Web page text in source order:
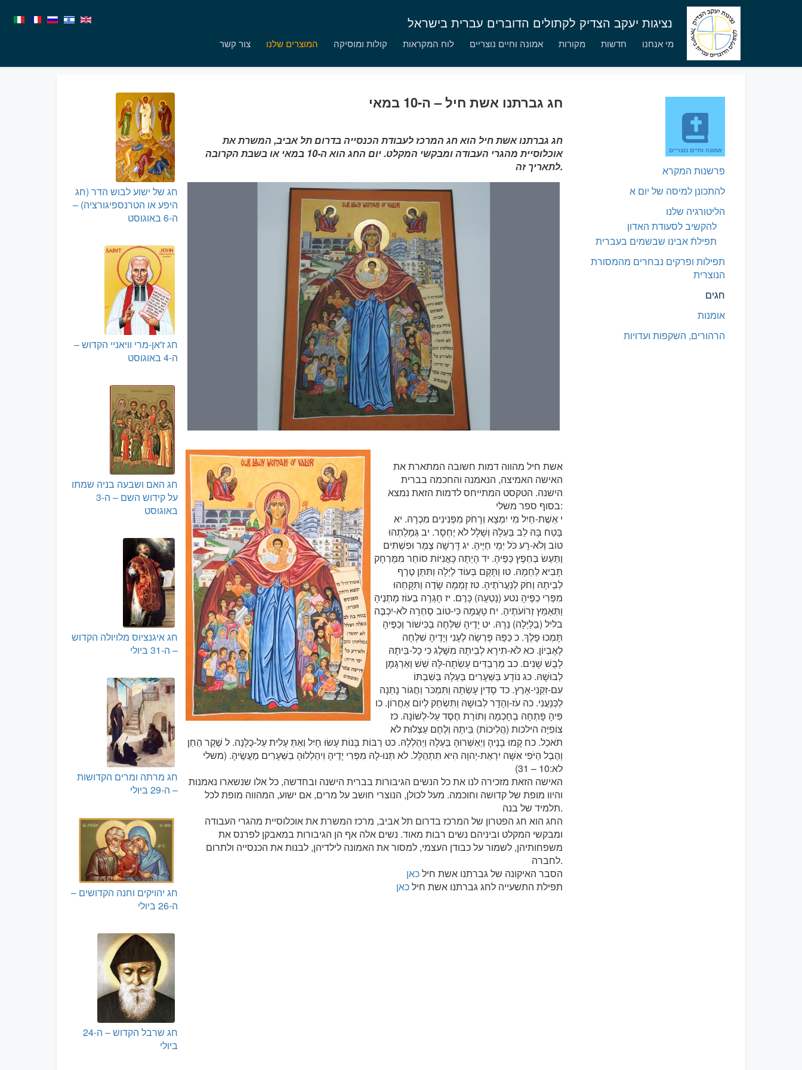
נציגות יעקב הצדיק לקתולים הדוברים עברית בישראל
מי אנחנו חדשות מקורות אמונה וחיים נוצריים לוח המקראות קולות ומוסיקה המוצרים שלנו צור קשר
אמונה וחיים נוצריים
פרשנות המקרא
להתכונן למיסה של יום א
הליטורגיה שלנו
להקשיב לסעודת האדון
תפילתֿ אבינו שבשמים בעברית
תפילות ופרקים נבחרים מהמסורת
הנוצרית
חגים
אומנות
הרהורים, השקפות ועדויות
חג גברתנו אשת חיל – ה-10 במאי
חג גברתנו אשת חיל הוא חג המרכז לעבודת הכנסייה בדרום תל אביב, המשרת את
אוכלוסיית מהגרי העבודה ומבקשי המקלט. יום החג הוא ה-10 במאי או בשבת הקרובה
לתאריך זה.
אשת חיל מהווה דמות חשובה המתארת את
האישה האמיצה, הנאמנה והחכמה בברית
הישנה. הטקסט המתייחס לדמות הזאת נמצא
בסוף ספר משלי:
י אֵשֶׁת-חַיִל מִי יִמְצָא וְרָחֹק מִפְּנִינִים מִכְרָהּ. יא
בָּטַח בָּהּ לֵב בַּעְלָהּ וְשָׁלָל לֹא יֶחְסָר. יב גְּמָלַתְהוּ
טוֹב וְלֹא-רָע כֹּל יְמֵי חַיֶּיהָ. יג דָּרְשָׁה צֶמֶר וּפִשְׁתִּים
וַתַּעַשׂ בְּחֵפֶץ כַּפֶּיהָ. יד הָיְתָה כָּאֳנִיּוֹת סוֹחֵר מִמֶּרְחָק
תָּבִיא לַחְמָהּ. טו וַתָּקָם בְּעוֹד לַיְלָה וַתִּתֵּן טֶרֶף
לְבֵיתָהּ וְחֹק לְנַעֲרֹתֶיהָ. טז זָמְמָה שָׂדֶה וַתִּקָּחֵהוּ
מִפְּרִי כַפֶּיהָ נטע (נָטְעָה) כָּרֶם. יז חָגְרָה בְעוֹז מָתְנֶיהָ
וַתְּאַמֵּץ זְרוֹעֹתֶיהָ. יח טָעֲמָה כִּי-טוֹב סַחְרָהּ לֹא-יִכְבֶּה
בליל (בַלַּיְלָה) נֵרָהּ. יט יָדֶיהָ שִׁלְּחָה בַכִּישׁוֹר וְכַפֶּיהָ
תָּמְכוּ פָלֶךְ. כ כַּפָּהּ פָּרְשָׂה לֶעָנִי וְיָדֶיהָ שִׁלְּחָה
לָאֶבְיוֹן. כא לֹא-תִירָא לְבֵיתָהּ מִשָּׁלֶג כִּי כָל-בֵּיתָהּ
לָבֻשׁ שָׁנִים. כב מַרְבַדִּים עָשְׂתָה-לָּהּ שֵׁשׁ וְאַרְגָּמָן
לְבוּשָׁהּ. כג נוֹדָע בַּשְּׁעָרִים בַּעְלָהּ בְּשִׁבְתּוֹ
עִם-זִקְנֵי-אָרֶץ. כד סָדִין עָשְׂתָה וַתִּמְכֹּר וַחֲגוֹר נָתְנָה
לַכְּנַעֲנִי. כה עֹז-וְהָדָר לְבוּשָׁהּ וַתִּשְׂחַק לְיוֹם אַחֲרוֹן. כו
פִּיהָ פָּתְחָה בְחָכְמָה וְתוֹרַת חֶסֶד עַל-לְשׁוֹנָהּ. כז
צוֹפִיָּה הילכות (הֲלִיכוֹת) בֵּיתָהּ וְלֶחֶם עַצְלוּת לֹא
תֹאכֵל. כח קָמוּ בָנֶיהָ וַיְאַשְּׁרוּהָ בַּעְלָהּ וַיְהַלְלָהּ. כט רַבּוֹת בָּנוֹת עָשׂוּ חָיִל וְאַתְּ עָלִית עַל-כֻּלָּנָה. ל שֶׁקֶר הַחֵן
וְהֶבֶל הַיֹּפִי אִשָּׁה יִרְאַת-יְהוָה הִיא תִתְהַלָּל. לא תְּנוּ-לָהּ מִפְּרִי יָדֶיהָ וִיהַלְלוּהָ בַשְּׁעָרִים מַעֲשֶׂיהָ. (משלי
לא:10 – 31)
האישה הזאת מזכירה לנו את כל הנשים הגיבורות בברית הישנה ובחדשה, כל אלו שנשארו נאמנות
והיוו מופת של קדושה וחוכמה. מעל לכולן, הנוצרי חושב על מרים, אם ישוע, המהווה מופת לכל
תלמיד של בנה.
החג הוא חג הפטרון של המרכז בדרום תל אביב, מרכז המשרת את אוכלוסיית מהגרי העבודה
ומבקשי המקלט וביניהם נשים רבות מאוד. נשים אלה אף הן הגיבורות במאבקן לפרנס את
משפחותיהן, לשמור על כבודן העצמי, למסור את האמונה לילדיהן, לבנות את הכנסייה ולתרום
לחברה.
הסבר האיקונה של גברתנו אשת חילכאן
תפילת התשעייה לחג גברתנו אשת חילכאן
חג של ישוע לבוש הדר (חג
היפע או הטרנספיגורציה) –
ה-6 באוגוסט
חג ז'אן-מרי וויאניי הקדוש –
ה-4 באוגוסט
חג האם ושבעה בניה שמתו
על קידוש השם – ה-3
באוגוסט
חג איגנציוס מלויולה הקדוש
– ה-31 ביולי
חג מרתה ומרים הקדושות
– ה-29 ביולי
חג יהויקים וחנה הקדושים –
ה-26 ביולי
חג שרבל הקדוש – ה-24
ביולי